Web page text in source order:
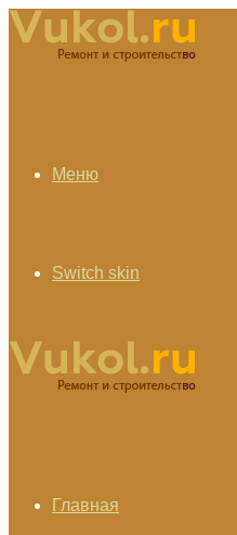
Меню
Switch skin
Главная